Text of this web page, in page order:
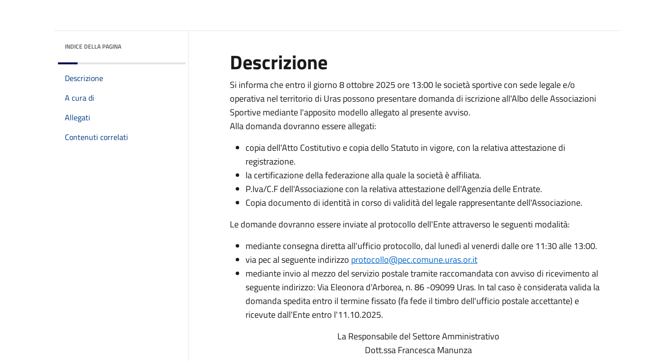
INDICE DELLA PAGINA
Descrizione
A cura di
Allegati
Contenuti correlati
Descrizione
Si informa che entro il giorno 8 ottobre 2025 ore 13:00 le società sportive con sede legale e/o
operativa nel territorio di Uras possono presentare domanda di iscrizione all'Albo delle Associazioni
Sportive mediante l'apposito modello allegato al presente avviso.
Alla domanda dovranno essere allegati:
copia dell'Atto Costitutivo e copia dello Statuto in vigore, con la relativa attestazione di
registrazione.
la certificazione della federazione alla quale la società è affiliata.
P.Iva/C.F dell'Associazione con la relativa attestazione dell'Agenzia delle Entrate.
Copia documento di identità in corso di validità del legale rappresentante dell'Associazione.
Le domande dovranno essere inviate al protocollo dell'Ente attraverso le seguenti modalità:
mediante consegna diretta all'ufficio protocollo, dal lunedì al venerdi dalle ore 11:30 alle 13:00.
via pec al seguente indirizzo protocollo@pec.comune.uras.or.it
mediante invio al mezzo del servizio postale tramite raccomandata con avviso di ricevimento al
seguente indirizzo: Via Eleonora d'Arborea, n. 86 -09099 Uras. In tal caso è considerata valida la
domanda spedita entro il termine fissato (fa fede il timbro dell'ufficio postale accettante) e
ricevute dall'Ente entro l'11.10.2025.
La Responsabile del Settore Amministrativo
Dott.ssa Francesca Manunza